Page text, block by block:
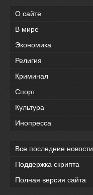
О сайте
В мире
Экономика
Религия
Криминал
Спорт
Культура
Инопресса
Все последние новости
Поддержка скрипта
Полная версия сайта